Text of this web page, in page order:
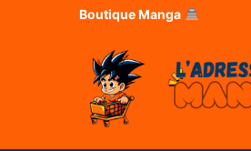
Boutique Manga